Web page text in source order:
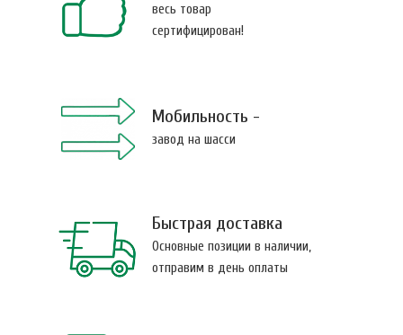
весь товар
сертифицирован!
Мобильность -
завод на шасси
Быстрая доставка
Основные позиции в наличии,
отправим в день оплаты